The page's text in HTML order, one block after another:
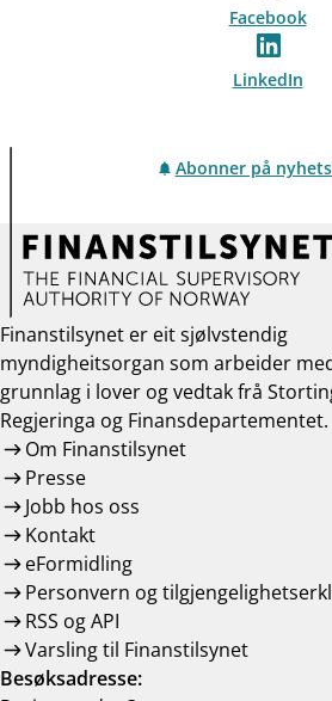
Facebook
LinkedIn
Abonner på
Finanstilsynet er eit sjølvstendig
myndigheitsorgan som arbeider
grunnlag i lover og vedtak frå
Regjeringa og Finansdepartementet.
Om Finanstilsynet
Presse
Jobb hos oss
Kontakt
eFormidling
Personvern og
RSS og API
Varsling til Finanstilsynet
Besøksadresse: